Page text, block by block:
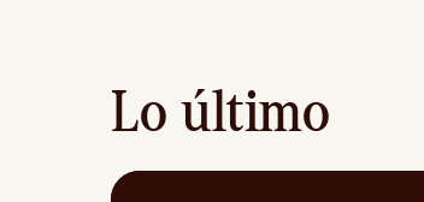
Lo último